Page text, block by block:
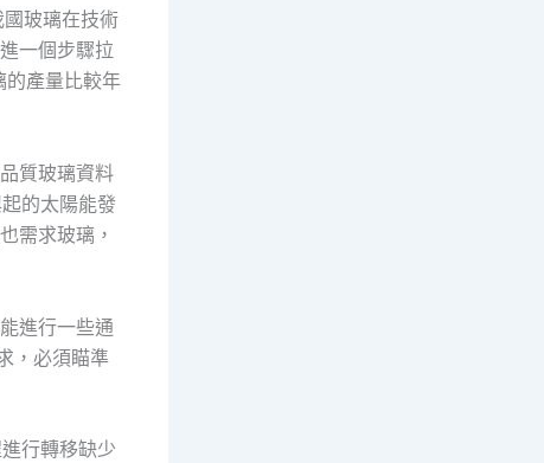
玻璃在技術
一個步驟拉
的產量比較年
質玻璃資料
的太陽能發
需求玻璃，
進行一些通
，必須瞄準
行轉移缺少